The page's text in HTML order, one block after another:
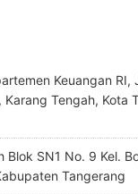
Keuangan RI,
Karang Tengah, Kota
Blok SN1 No. 9 Kel.
Tangerang